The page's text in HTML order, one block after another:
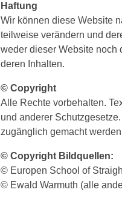
Haftung
Wir können diese Website
teilweise verändern und
weder dieser Website noch
deren Inhalten.
© Copyright
Alle Rechte vorbehalten.
und anderer
zugänglich gemacht
© Copyright Bildquellen:
© Europen School of
© Ewald Warmuth (alle